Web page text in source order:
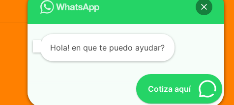
Hola! en que te puedo ayudar?
Cotiza aquí